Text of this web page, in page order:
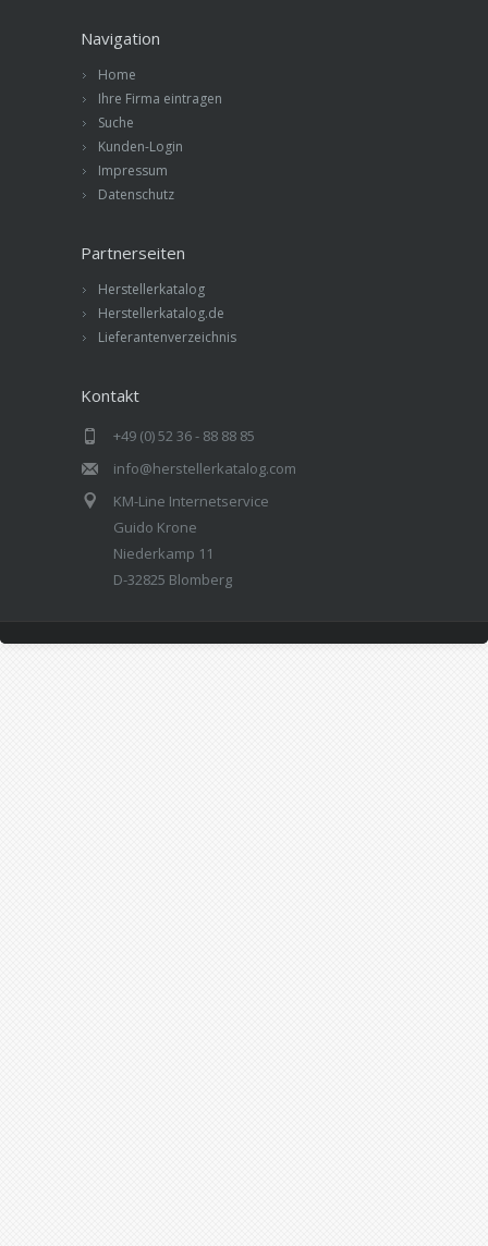
Navigation
Home
Ihre Firma eintragen
Suche
Kunden-Login
Impressum
Datenschutz
Partnerseiten
Herstellerkatalog
Herstellerkatalog.de
Lieferantenverzeichnis
Kontakt
+49 (0) 52 36 - 88 88 85
info@herstellerkatalog.com
KM-Line Internetservice
Guido Krone
Niederkamp 11
D-32825 Blomberg